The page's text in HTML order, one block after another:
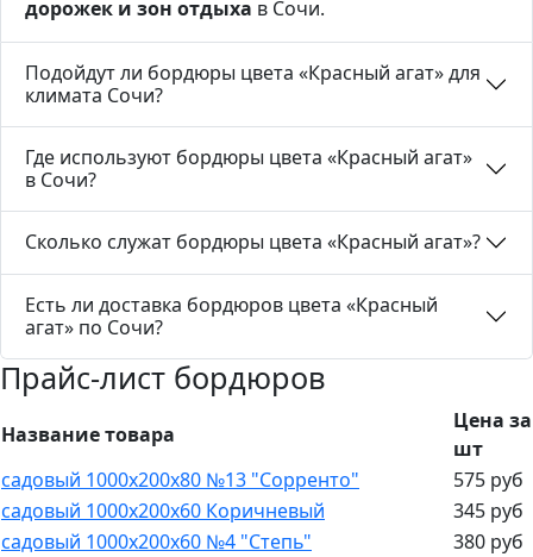
дорожек и зон отдыха в Сочи.
Подойдут ли бордюры цвета «Красный агат» для
климата Сочи?
Где используют бордюры цвета «Красный агат»
в Сочи?
Сколько служат бордюры цвета «Красный агат»?
Есть ли доставка бордюров цвета «Красный
агат» по Сочи?
Прайс-лист бордюров
Название товара
Цена за
шт
садовый 1000х200х80 №13 "Сорренто"
575 руб
садовый 1000х200х60 Коричневый
345 руб
садовый 1000х200х60 №4 "Степь"
380 руб